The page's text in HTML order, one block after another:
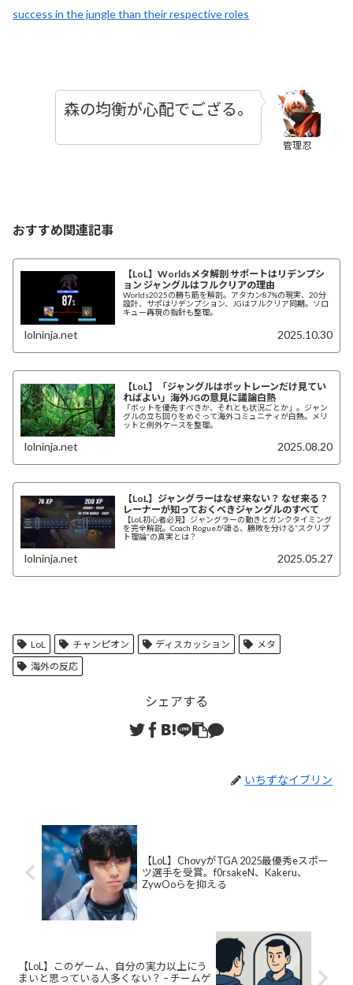
success in the jungle than their respective roles
管理忍
森の均衡が心配でござる。
おすすめ関連記事
【LoL】Worldsメタ解剖 サポートはリデンプシ
ョン ジャングルはフルクリアの理由
Worlds2025の勝ち筋を解剖。アタカン87%の現実、20分
設計、サポはリデンプション、JGはフルクリア同期。ソロ
キュー再現の指針も整理。
lolninja.net 2025.10.30
【LoL】「ジャングルはボットレーンだけ見てい
ればよい」海外JGの意見に議論白熱
「ボットを優先すべきか、それとも状況ごとか」。ジャン
グルの立ち回りをめぐって海外コミュニティが白熱。メリ
ットと例外ケースを整理。
lolninja.net 2025.08.20
【LoL】ジャングラーはなぜ来ない？ なぜ来る？
レーナーが知っておくべきジャングルのすべて
【LoL初心者必見】ジャングラーの動きとガンクタイミング
を完全解説。Coach Rogueが語る、勝敗を分ける“スクリプ
ト理論”の真実とは？
lolninja.net 2025.05.27
LoL チャンピオン ディスカッション
メタ
海外の反応
シェアする
いちずなイブリン
【LoL】ChovyがTGA 2025最優秀eスポー
ツ選手を受賞。f0rsakeN、Kakeru、
ZywOoらを抑える
【LoL】このゲーム、自分の実力以上にう
まいと思っている人多くない？ – チームゲ